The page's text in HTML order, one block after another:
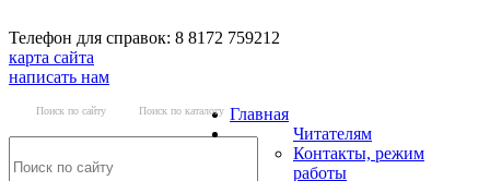
Телефон для справок: 8 8172 759212
карта сайта
написать нам
Поиск по сайту Поиск по каталогу Главная
Читателям
Контакты, режим
работы